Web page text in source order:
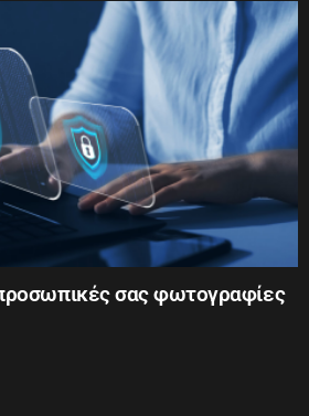
σας φωτογραφίες